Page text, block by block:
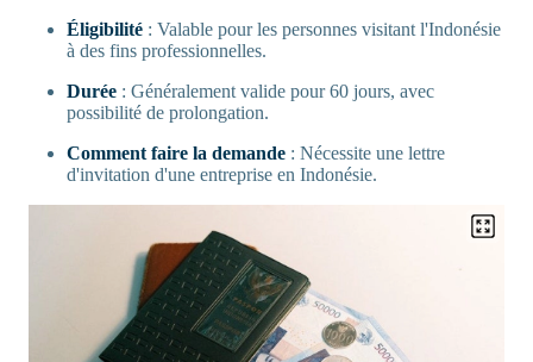
Éligibilité : Valable pour les personnes visitant l'Indonésie
à des fins professionnelles.
Durée : Généralement valide pour 60 jours, avec
possibilité de prolongation.
Comment faire la demande : Nécessite une lettre
d'invitation d'une entreprise en Indonésie.